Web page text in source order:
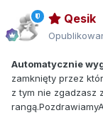
Qesik
Automatycznie
zamknięty przez
z tym nie zgadzasz